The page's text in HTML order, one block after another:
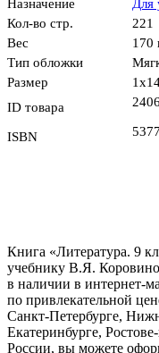
Назначение
Для
Кол-во стр.
221
Вес
170
Тип обложки
Размер
ID товара
ISBN
Книга «Литература. 9
учебнику В.Я.
в наличии в интернет-
по привлекательной
Санкт-Петербурге,
Екатеринбурге,
России, вы можете